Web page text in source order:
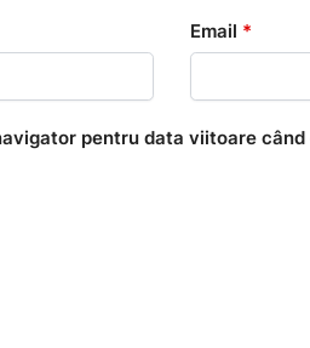
Email *
pentru data viitoare când